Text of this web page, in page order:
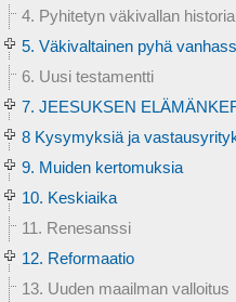
4. Pyhitetyn väkivallan historia
5. Väkivaltainen pyhä
6. Uusi testamentti
7. JEESUKSEN
8 Kysymyksiä ja
9. Muiden kertomuksia
10. Keskiaika
11. Renesanssi
12. Reformaatio
13. Uuden maailman valloitus